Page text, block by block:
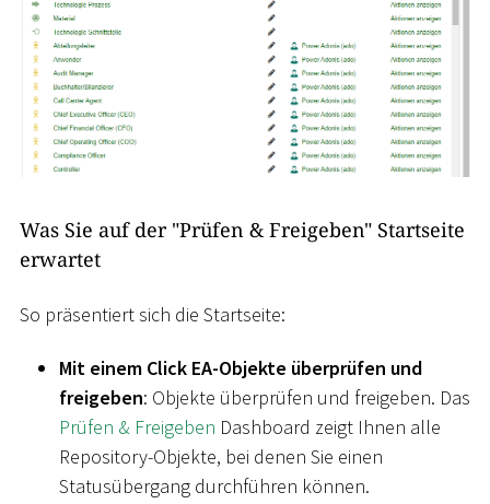
Was Sie auf der "Prüfen & Freigeben" Startseite
erwartet
So präsentiert sich die Startseite:
Mit einem Click EA-Objekte überprüfen und
freigeben: Objekte überprüfen und freigeben. Das
Prüfen & Freigeben Dashboard zeigt Ihnen alle
Repository-Objekte, bei denen Sie einen
Statusübergang durchführen können.